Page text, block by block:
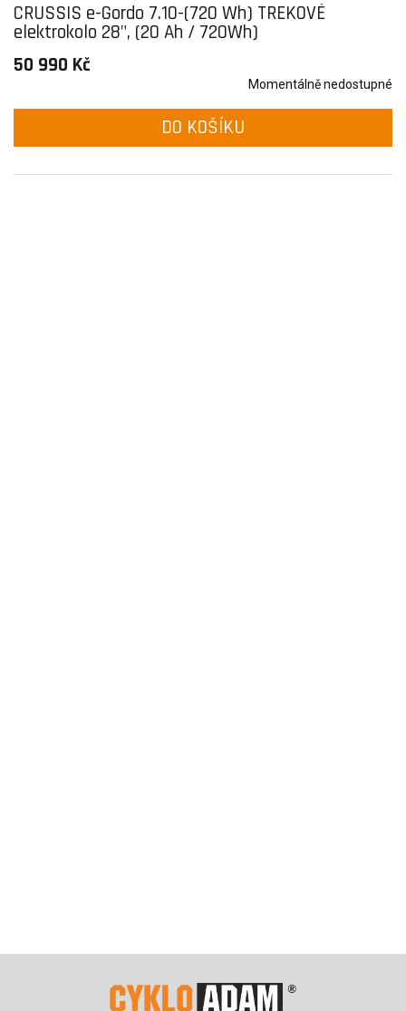
CRUSSIS e-Gordo 7.10-(720 Wh) TREKOVÉ
elektrokolo 28", (20 Ah / 720Wh)
50 990 Kč
Momentálně nedostupné
DO KOŠÍKU